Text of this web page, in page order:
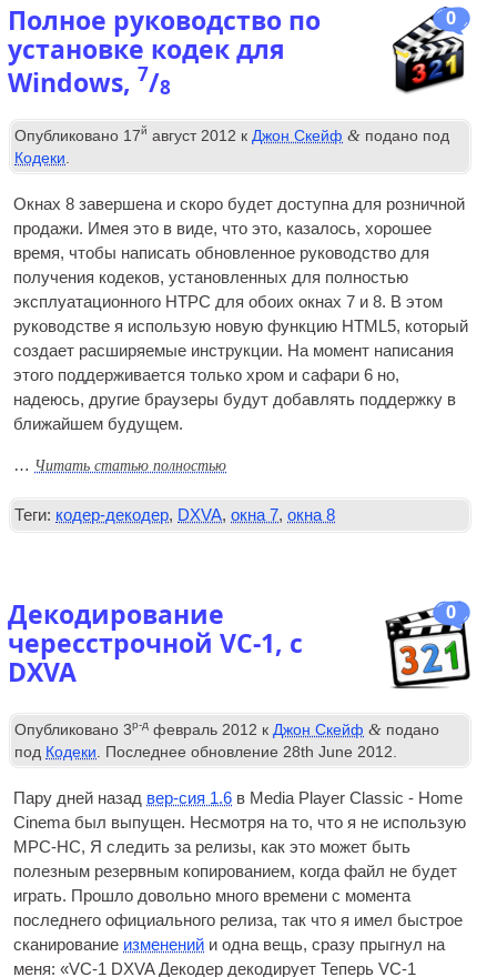
0
Полное руководство по
установке кодек для
Windows, 7/8
Опубликовано 17й август 2012 к Джон Скейф & подано под
Кодеки
Окнах 8 завершена и скоро будет доступна для розничной
продажи. Имея это в виде, что это, казалось, хорошее
время, чтобы написать обновленное руководство для
получения кодеков, установленных для полностью
эксплуатационного HTPC для обоих окнах 7 и 8. В этом
руководстве я использую новую функцию HTML5, который
создает расширяемые инструкции. На момент написания
этого поддерживается только хром и сафари 6 но,
надеюсь, другие браузеры будут добавлять поддержку в
ближайшем будущем.
… Читать статью полностью
Теги: кодер-декодер, DXVA,окна 7,окна 8
0
Декодирование
чересстрочной VC-1, с
DXVA
Опубликовано3р-д февраль 2012 к Джон Скейф & подано
под Кодеки . Последнее обновление 28th June 2012
Пару дней назад вер-сия 1.6 в Media Player Classic - Home
Cinema был выпущен. Несмотря на то, что я не использую
MPC-HC, Я следить за релизы, как это может быть
полезным резервным копированием, когда файл не будет
играть. Прошло довольно много времени с момента
последнего официального релиза, так что я имел быстрое
сканирование изменений и одна вещь, сразу прыгнул на
меня: «VC-1 DXVAДекодер декодирует Теперь VC-1